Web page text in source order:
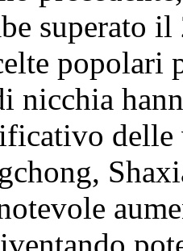
superato
popolari
nicchia